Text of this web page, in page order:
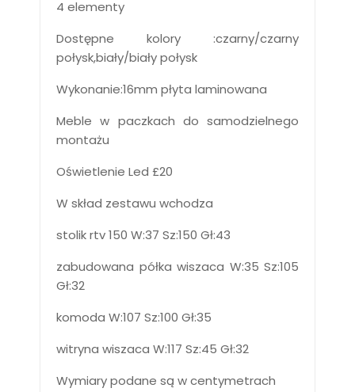
4 elementy
Dostępne kolory :czarny/czarny
połysk,biały/biały połysk
Wykonanie:16mm płyta laminowana
Meble w paczkach do samodzielnego
montażu
Oświetlenie Led £20
W skład zestawu wchodza
stolik rtv 150 W:37 Sz:150 Gł:43
zabudowana półka wiszaca W:35 Sz:105
Gł:32
komoda W:107 Sz:100 Gł:35
witryna wiszaca W:117 Sz:45 Gł:32
Wymiary podane są w centymetrach